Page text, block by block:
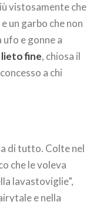
vistosamente che
un garbo che non
ufo e gonne a
lieto fine, chiosa il
a chi
di tutto. Colte nel
che le voleva
lavastoviglie”,
e nella